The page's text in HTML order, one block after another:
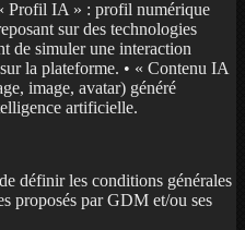
Profil IA » : profil numérique
sur des technologies
de simuler une interaction
la plateforme. • « Contenu IA
image, avatar) généré
artificielle.
définir les conditions générales
proposés par GDM et/ou ses